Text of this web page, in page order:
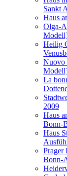
Sankt
Haus
Olga-
Heilig
Nuovo
La
2009
Haus
Bonn-
Haus
Prager
Bonn-